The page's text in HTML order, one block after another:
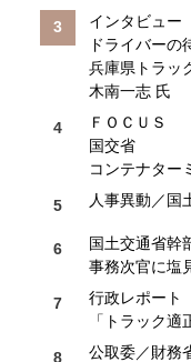
インタビュー
ドライバーの
兵庫県トラッ
木南一志 氏
ＦＯＣＵＳ
国交省
コンテナター
人事異動／国
国土交通省幹
事務次官に塩
行政レポート
「トラック
公取委／財務